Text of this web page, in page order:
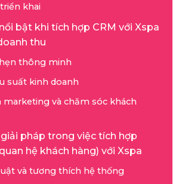
khai
bật khi tích hợp CRM với Xspa
thu
thông minh
suất kinh doanh
marketing và chăm sóc khách
pháp trong việc tích hợp
hệ khách hàng) với Xspa
và tương thích hệ thống